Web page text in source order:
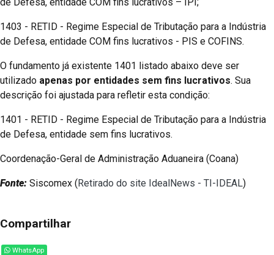
1403 - RETID - Regime Especial de Tributação para a Indústria
de Defesa, entidade COM fins lucrativos - PIS e COFINS.
O fundamento já existente 1401 listado abaixo deve ser
utilizado apenas por entidades sem fins lucrativos. Sua
descrição foi ajustada para refletir esta condição:
1401 - RETID - Regime Especial de Tributação para a Indústria
de Defesa, entidade sem fins lucrativos.
Coordenação-Geral de Administração Aduaneira (Coana)
Fonte: Siscomex (Retirado do site IdealNews - TI-IDEAL)
Compartilhar
WhatsApp